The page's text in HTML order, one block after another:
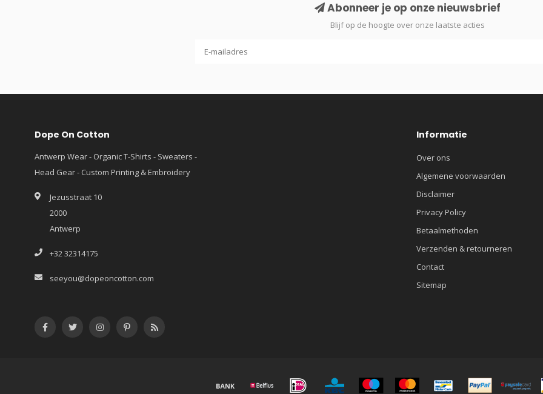
Abonneer je op onze nieuwsbrief
Blijf op de hoogte over onze laatste acties
Dope On Cotton
Antwerp Wear - Organic T-Shirts - Sweaters -
Head Gear - Custom Printing & Embroidery
Jezusstraat 10
2000
Antwerp
+32 32314175
seeyou@dopeoncotton.com
Informatie
Over ons
Algemene voorwaarden
Disclaimer
Privacy Policy
Betaalmethoden
Verzenden & retourneren
Contact
Sitemap